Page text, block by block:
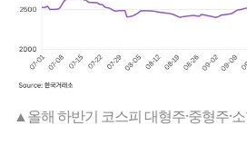
▲올해 하반기 코스피 대형주·중형주·